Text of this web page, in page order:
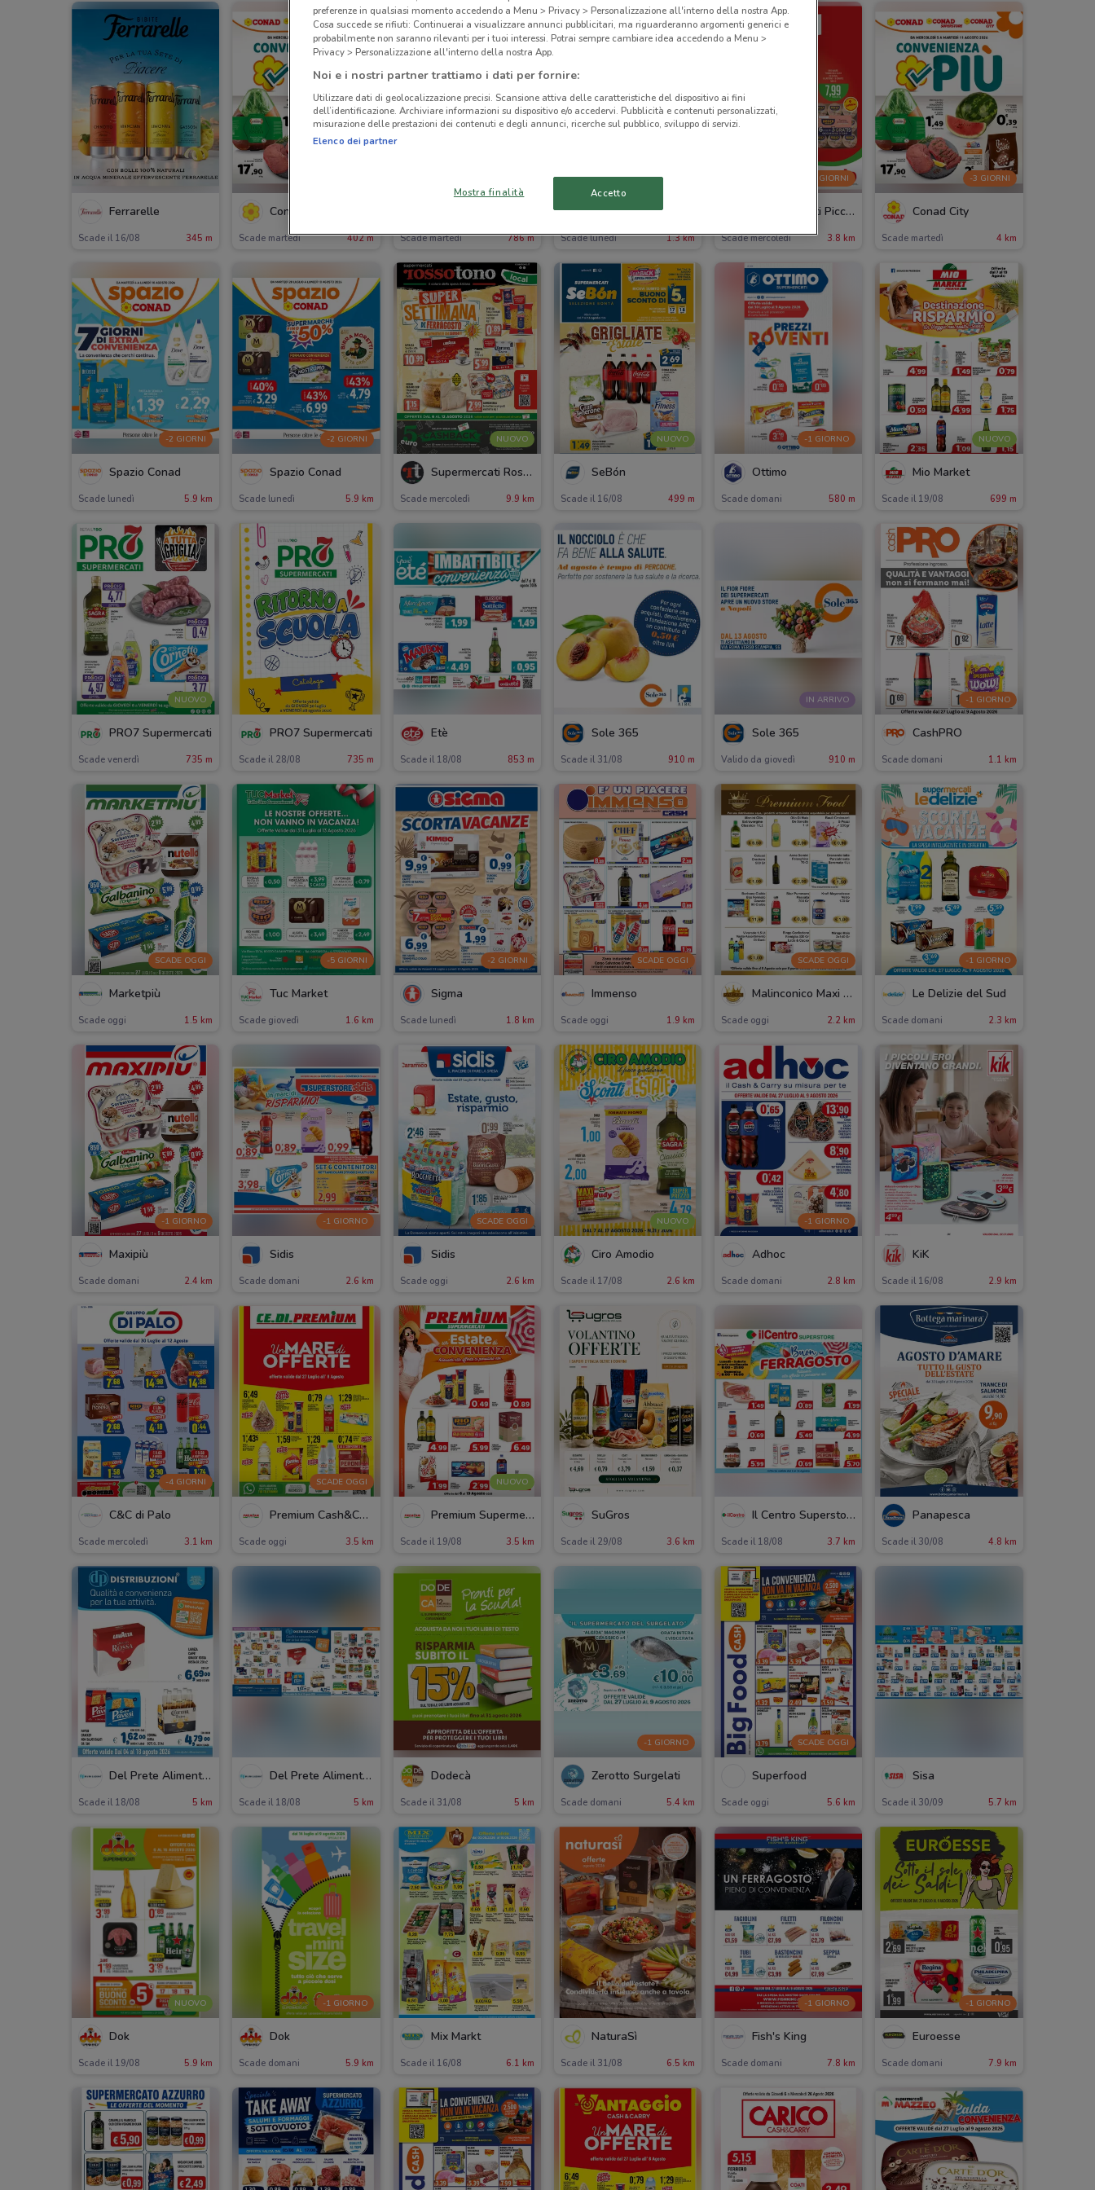
Ferrarelle
Scade il 16/08 345 m
Conad
Scade martedì 402 m Scade martedì 786 m
-2 GIORNI
Decò
Scade lunedì 1.3 km
-4 GIORNI
Supermercati Piccolo
Scade mercoledì 3.8 km
-3 GIORNI
Conad City
Scade martedì 4 km
-2 GIORNI
Spazio Conad
Scade lunedì 5.9 km
-2 GIORNI
Spazio Conad
Scade lunedì 5.9 km
NUOVO
Supermercati Rossotono Local
Scade mercoledì 9.9 km
NUOVO
SeBón
Scade il 16/08 499 m
-1 GIORNO
Ottimo
Scade domani 580 m
NUOVO
Mio Market
Scade il 19/08 699 m
NUOVO
PRO7 Supermercati
Scade venerdì 735 m
PRO7 Supermercati
Scade il 28/08 735 m
Etè
Scade il 18/08 853 m
Sole 365
Scade il 31/08 910 m
IN ARRIVO
Sole 365
Valido da giovedì 910 m
-1 GIORNO
CashPRO
Scade domani 1.1 km
SCADE OGGI
Marketpiù
Scade oggi 1.5 km
-5 GIORNI
Tuc Market
Scade giovedì 1.6 km
-2 GIORNI
Sigma
Scade lunedì 1.8 km
SCADE OGGI
Immenso
Scade oggi 1.9 km
SCADE OGGI
Malinconico Maxi Alimentari
Scade oggi 2.2 km
-1 GIORNO
Le Delizie del Sud
Scade domani 2.3 km
-1 GIORNO
Maxipiù
Scade domani 2.4 km
-1 GIORNO
Sidis
Scade domani 2.6 km
SCADE OGGI
Sidis
Scade oggi 2.6 km
NUOVO
Ciro Amodio
Scade il 17/08 2.6 km
-1 GIORNO
Adhoc
Scade domani 2.8 km
KiK
Scade il 16/08 2.9 km
-4 GIORNI
C&C di Palo
Scade mercoledì 3.1 km
SCADE OGGI
Premium Cash&Carry
Scade oggi 3.5 km
NUOVO
Premium Supermercati
Scade il 19/08 3.5 km
SuGros
Scade il 29/08 3.6 km
Il Centro Superstore
Scade il 18/08 3.7 km
Panapesca
Scade il 30/08 4.8 km
Del Prete Alimentari
Scade il 18/08 5 km
Del Prete Alimentari
Scade il 18/08 5 km
Dodecà
Scade il 31/08 5 km
-1 GIORNO
Zerotto Surgelati
Scade domani 5.4 km
SCADE OGGI
Superfood
Scade oggi 5.6 km
Sisa
Scade il 30/09 5.7 km
NUOVO
Dok
Scade il 19/08 5.9 km
-1 GIORNO
Dok
Scade domani 5.9 km
Mix Markt
Scade il 16/08 6.1 km
NaturaSì
Scade il 31/08 6.5 km
-1 GIORNO
Fish's King
Scade domani 7.8 km
-1 GIORNO
Euroesse
Scade domani 7.9 km
preferenze in qualsiasi momento accedendo a Menu > Privacy > Personalizzazione all'interno della nostra App.
Cosa succede se rifiuti: Continuerai a visualizzare annunci pubblicitari, ma riguarderanno argomenti generici e
probabilmente non saranno rilevanti per i tuoi interessi. Potrai sempre cambiare idea accedendo a Menu >
Privacy > Personalizzazione all'interno della nostra App.
Noi e i nostri partner trattiamo i dati per fornire:
Utilizzare dati di geolocalizzazione precisi. Scansione attiva delle caratteristiche del dispositivo ai fini
dell’identificazione. Archiviare informazioni su dispositivo e/o accedervi. Pubblicità e contenuti personalizzati,
misurazione delle prestazioni dei contenuti e degli annunci, ricerche sul pubblico, sviluppo di servizi.
Elenco dei partner
Mostra finalità Accetto